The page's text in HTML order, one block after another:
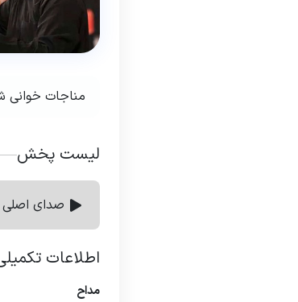
مناجات خوانی
لیست پخش
صدای اصلی
اطلاعات
مداح